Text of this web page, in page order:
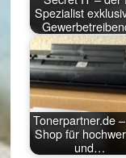
Spezialist
Tonerpartner.de
Shop für
und…